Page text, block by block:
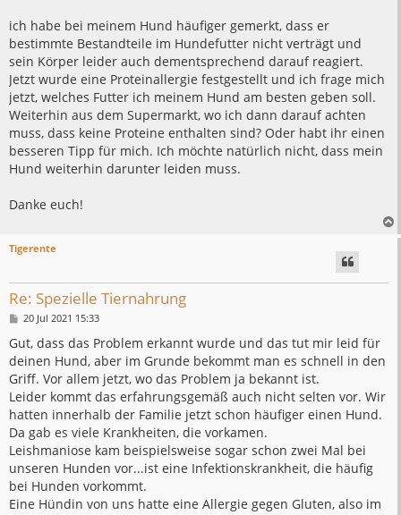
a
g
ich habe bei meinem Hund häufiger gemerkt, dass er
bestimmte Bestandteile im Hundefutter nicht verträgt und
sein Körper leider auch dementsprechend darauf reagiert.
Jetzt wurde eine Proteinallergie festgestellt und ich frage mich
jetzt, welches Futter ich meinem Hund am besten geben soll.
Weiterhin aus dem Supermarkt, wo ich dann darauf achten
muss, dass keine Proteine enthalten sind? Oder habt ihr einen
besseren Tipp für mich. Ich möchte natürlich nicht, dass mein
Hund weiterhin darunter leiden muss.
Danke euch!
Tigerente
Re: Spezielle Tiernahrung
B
i
t
r
a
g
20 Jul 2021 15:33
Gut, dass das Problem erkannt wurde und das tut mir leid für
deinen Hund, aber im Grunde bekommt man es schnell in den
Griff. Vor allem jetzt, wo das Problem ja bekannt ist.
Leider kommt das erfahrungsgemäß auch nicht selten vor. Wir
hatten innerhalb der Familie jetzt schon häufiger einen Hund.
Da gab es viele Krankheiten, die vorkamen.
Leishmaniose kam beispielsweise sogar schon zwei Mal bei
unseren Hunden vor...ist eine Infektionskrankheit, die häufig
bei Hunden vorkommt.
Eine Hündin von uns hatte eine Allergie gegen Gluten, also im